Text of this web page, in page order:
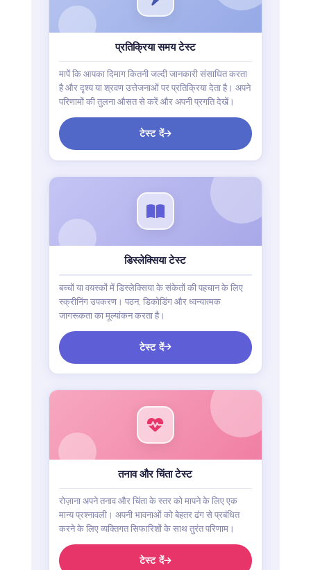
प्रतिक्रिया समय टेस्ट
मापें कि आपका दिमाग कितनी जल्दी जानकारी संसाधित करता
है और दृश्य या श्रवण उत्तेजनाओं पर प्रतिक्रिया देता है। अपने
परिणामों की तुलना औसत से करें और अपनी प्रगति देखें।
टेस्ट दें
डिस्लेक्सिया टेस्ट
बच्चों या वयस्कों में डिस्लेक्सिया के संकेतों की पहचान के लिए
स्क्रीनिंग उपकरण। पठन, डिकोडिंग और ध्वन्यात्मक
जागरूकता का मूल्यांकन करता है।
टेस्ट दें
तनाव और चिंता टेस्ट
रोज़ाना अपने तनाव और चिंता के स्तर को मापने के लिए एक
मान्य प्रश्नावली। अपनी भावनाओं को बेहतर ढंग से प्रबंधित
करने के लिए व्यक्तिगत सिफारिशों के साथ तुरंत परिणाम।
टेस्ट दें